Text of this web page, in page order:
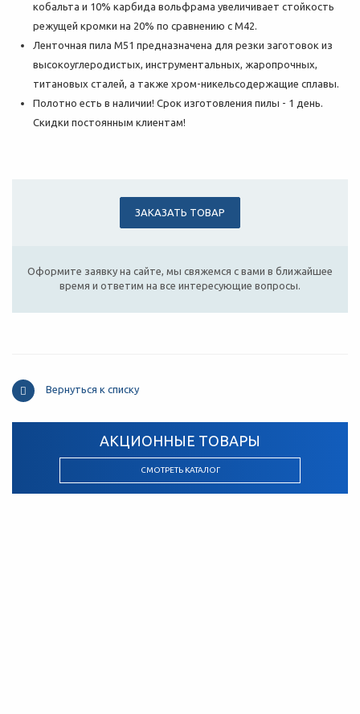
кобальта и 10% карбида вольфрама увеличивает стойкость
режущей кромки на 20% по сравнению с M42.
Ленточная пила М51 предназначена для резки заготовок из
высокоуглеродистых, инструментальных, жаропрочных,
титановых сталей, а также хром-никельсодержащие сплавы.
Полотно есть в наличии! Срок изготовления пилы - 1 день.
Скидки постоянным клиентам!
ЗАКАЗАТЬ ТОВАР
Оформите заявку на сайте, мы свяжемся с вами в ближайшее
время и ответим на все интересующие вопросы.
Вернуться к списку
АКЦИОННЫЕ ТОВАРЫ
СМОТРЕТЬ КАТАЛОГ